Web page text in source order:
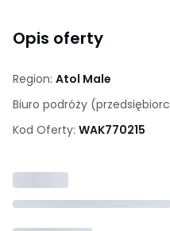
Opis oferty
Region: Atol Male
Biuro podróży
Kod Oferty: WAK770215